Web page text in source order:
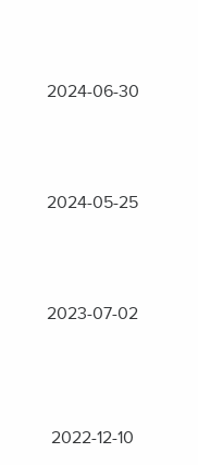
2024-06-30
2024-05-25
2023-07-02
2022-12-10